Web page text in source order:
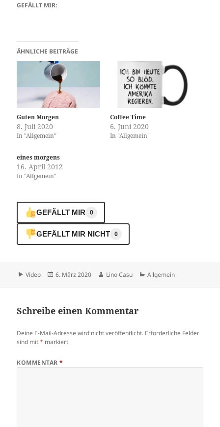
GEFÄLLT MIR:
ÄHNLICHE BEITRÄGE
Guten Morgen
8. Juli 2020
In "Allgemein"
Coffee Time
6. Juni 2020
In "Allgemein"
eines morgens
16. April 2012
In "Allgemein"
GEFÄLLT MIR 0
GEFÄLLT MIR NICHT 0
Format
Video
Veröffentlicht
6. März 2020 Autor
Lino Casu Kategorien
Allgemein
Schreibe einen Kommentar
Deine E-Mail-Adresse wird nicht veröffentlicht. Erforderliche Felder
sind mit* markiert
KOMMENTAR*